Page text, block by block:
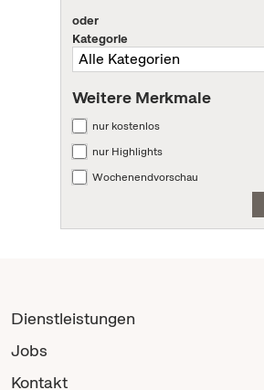
oder
Kategorie
Weitere Merkmale
nur kostenlos
nur Highlights
Wochenendvorschau
Dienstleistungen
Jobs
Kontakt